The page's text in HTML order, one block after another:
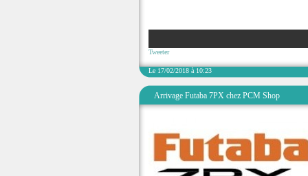
Tweeter
Le 17/02/2018 à 10:23
Arrivage Futaba 7PX chez PCM Shop